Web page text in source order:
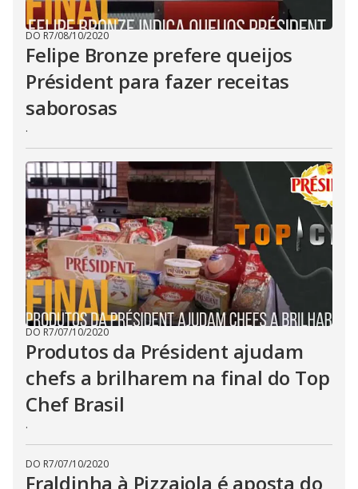
DO R7/08/10/2020
Felipe Bronze prefere queijos
Président para fazer receitas
saborosas
.
DO R7/07/10/2020
Produtos da Président ajudam
chefs a brilharem na final do Top
Chef Brasil
.
DO R7/07/10/2020
Fraldinha à Pizzaiola é aposta do